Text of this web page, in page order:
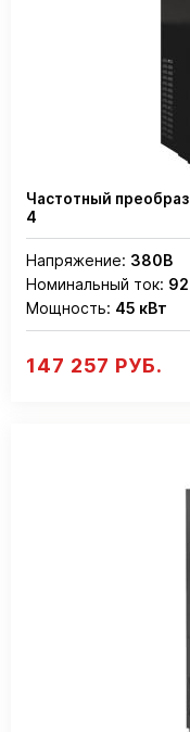
Частотный
4
Напряжение: 380В
Номинальный ток:
Мощность: 45 кВт
147 257 РУБ.